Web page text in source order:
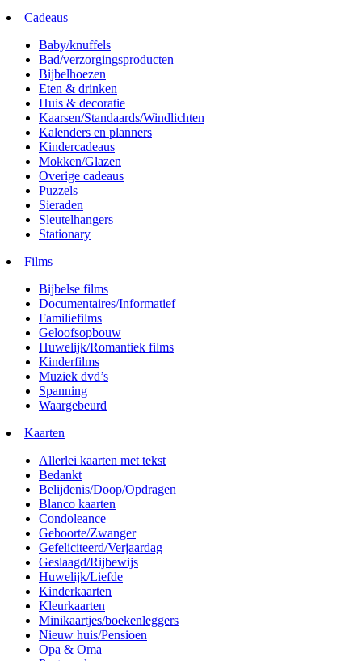
Cadeaus
Baby/knuffels
Bad/verzorgingsproducten
Bijbelhoezen
Eten & drinken
Huis & decoratie
Kaarsen/Standaards/Windlichten
Kalenders en planners
Kindercadeaus
Mokken/Glazen
Overige cadeaus
Puzzels
Sieraden
Sleutelhangers
Stationary
Films
Bijbelse films
Documentaires/Informatief
Familiefilms
Geloofsopbouw
Huwelijk/Romantiek films
Kinderfilms
Muziek dvd’s
Spanning
Waargebeurd
Kaarten
Allerlei kaarten met tekst
Bedankt
Belijdenis/Doop/Opdragen
Blanco kaarten
Condoleance
Geboorte/Zwanger
Gefeliciteerd/Verjaardag
Geslaagd/Rijbewijs
Huwelijk/Liefde
Kinderkaarten
Kleurkaarten
Minikaartjes/boekenleggers
Nieuw huis/Pensioen
Opa & Oma